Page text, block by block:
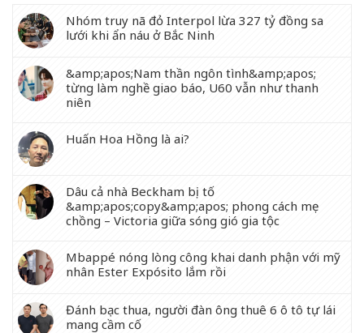
Nhóm truy nã đỏ Interpol lừa 327 tỷ đồng sa
lưới khi ẩn náu ở Bắc Ninh
&amp;apos;Nam thần ngôn tình&amp;apos;
từng làm nghề giao báo, U60 vẫn như thanh
niên
Huấn Hoa Hồng là ai?
Dâu cả nhà Beckham bị tố
&amp;apos;copy&amp;apos; phong cách mẹ
chồng – Victoria giữa sóng gió gia tộc
Mbappé nóng lòng công khai danh phận với mỹ
nhân Ester Expósito lắm rồi
Đánh bạc thua, người đàn ông thuê 6 ô tô tự lái
mang cầm cố